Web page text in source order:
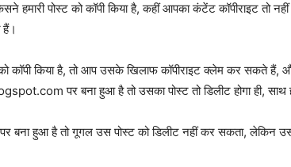
हमारी पोस्ट को कॉपी किया है, कहीं आपका कंटेंट कॉपीराइट
कॉपी किया है, तो आप उसके खिलाफ कॉपीराइट क्लेम कर सकते हैं,
पर बना हुआ है तो उसका पोस्ट तो डिलीट होगा ही, साथ
पर बना हुआ है तो गूगल उस पोस्ट को डिलीट नहीं कर सकता,